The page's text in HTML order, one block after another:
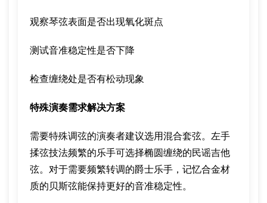
观察琴弦表面是否出现氧化斑点
测试音准稳定性是否下降
检查缠绕处是否有松动现象
特殊演奏需求解决方案
需要特殊调弦的演奏者建议选用混合套弦。左手
揉弦技法频繁的乐手可选择椭圆缠绕的民谣吉他
弦。对于需要频繁转调的爵士乐手，记忆合金材
质的贝斯弦能保持更好的音准稳定性。